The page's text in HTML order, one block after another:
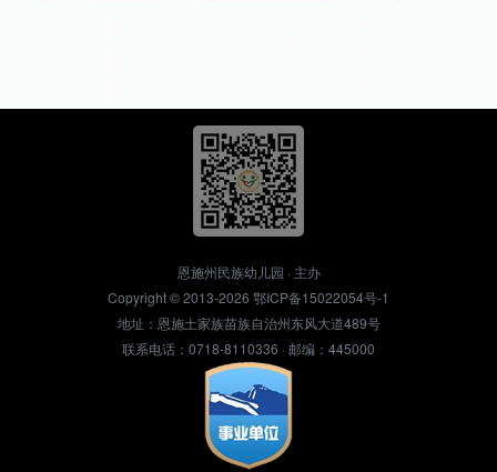
恩施州民族幼儿园 · 主办
Copyright © 2013-2026 鄂ICP备15022054号-1
地址：恩施土家族苗族自治州东风大道489号
联系电话：0718-8110336 · 邮编：445000